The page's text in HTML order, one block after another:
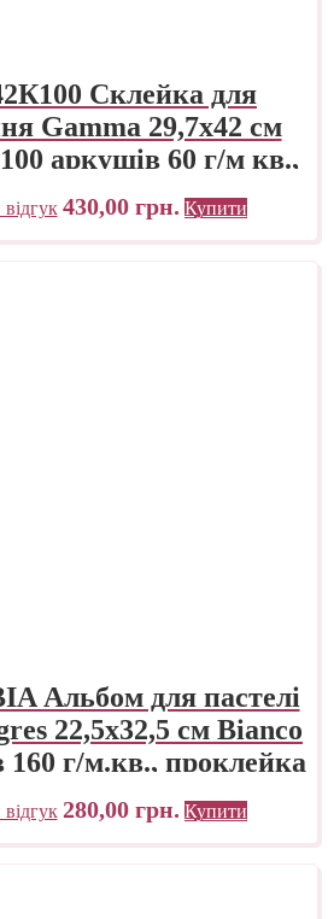
Склейка для
Gamma 29,7х42 см
аркушів 60 г/м кв.,
проклейка
430,00 грн. Купити
Альбом для пастелі
22,5х32,5 см Bianco
160 г/м.кв., проклейка
280,00 грн. Купити